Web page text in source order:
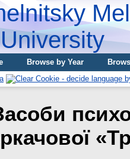
Browse by Year